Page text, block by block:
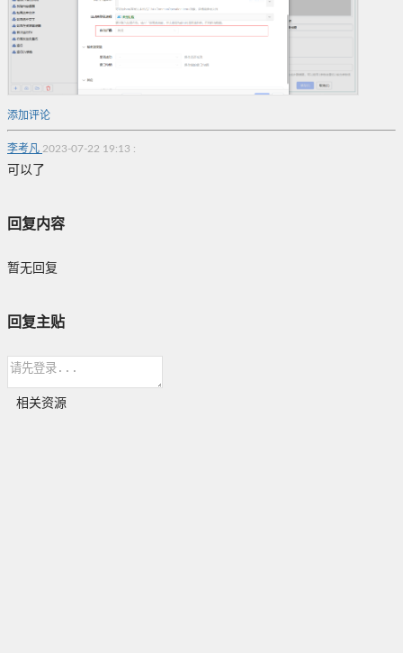
添加评论
李考凡 2023-07-22 19:13 :
可以了
回复内容
暂无回复
回复主贴
相关资源